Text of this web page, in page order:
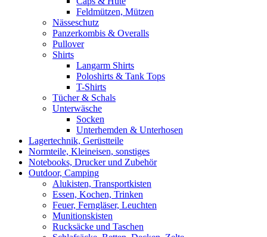
Feldmützen, Mützen
Nässeschutz
Panzerkombis & Overalls
Pullover
Shirts
Langarm Shirts
Poloshirts & Tank Tops
T-Shirts
Tücher & Schals
Unterwäsche
Socken
Unterhemden & Unterhosen
Lagertechnik, Gerüstteile
Normteile, Kleineisen, sonstiges
Notebooks, Drucker und Zubehör
Outdoor, Camping
Alukisten, Transportkisten
Essen, Kochen, Trinken
Feuer, Ferngläser, Leuchten
Munitionskisten
Rucksäcke und Taschen